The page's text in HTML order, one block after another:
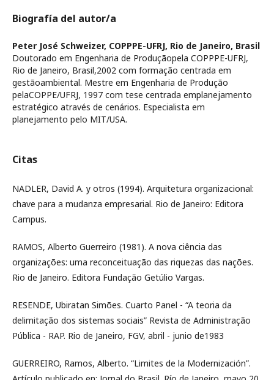
Biografía del autor/a
Peter José Schweizer, COPPPE-UFRJ, Rio de Janeiro, Brasil
Doutorado em Engenharia de Produçãopela COPPPE-UFRJ,
Rio de Janeiro, Brasil,2002 com formação centrada em
gestãoambiental. Mestre em Engenharia de Produção
pelaCOPPE/UFRJ, 1997 com tese centrada emplanejamento
estratégico através de cenários. Especialista em
planejamento pelo MIT/USA.
Citas
NADLER, David A. y otros (1994). Arquitetura organizacional:
chave para a mudanza empresarial. Rio de Janeiro: Editora
Campus.
RAMOS, Alberto Guerreiro (1981). A nova ciência das
organizações: uma reconceituação das riquezas das nações.
Rio de Janeiro. Editora Fundação Getúlio Vargas.
RESENDE, Ubiratan Simões. Cuarto Panel - “A teoria da
delimitação dos sistemas sociais” Revista de Administração
Pública - RAP. Rio de Janeiro, FGV, abril - junio de1983
GUERREIRO, Ramos, Alberto. “Limites de la Modernización”.